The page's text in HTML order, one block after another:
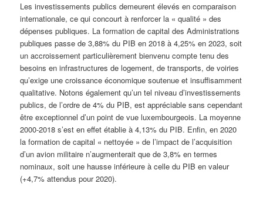
Les investissements publics demeurent élevés en comparaison
internationale, ce qui concourt à renforcer la « qualité » des
dépenses publiques. La formation de capital des Administrations
publiques passe de 3,88% du PIB en 2018 à 4,25% en 2023, soit
un accroissement particulièrement bienvenu compte tenu des
besoins en infrastructures de logement, de transports, de voiries
qu’exige une croissance économique soutenue et insuffisamment
qualitative. Notons également qu’un tel niveau d’investissements
publics, de l’ordre de 4% du PIB, est appréciable sans cependant
être exceptionnel d’un point de vue luxembourgeois. La moyenne
2000-2018 s’est en effet établie à 4,13% du PIB. Enfin, en 2020
la formation de capital « nettoyée » de l’impact de l’acquisition
d’un avion militaire n’augmenterait que de 3,8% en termes
nominaux, soit une hausse inférieure à celle du PIB en valeur
(+4,7% attendus pour 2020).